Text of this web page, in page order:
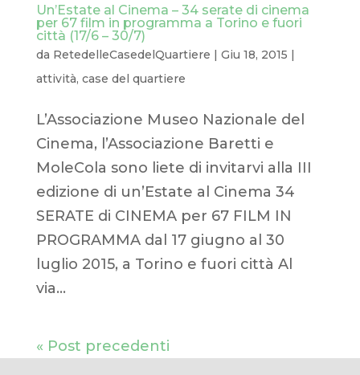
Un’Estate al Cinema – 34 serate di cinema
per 67 film in programma a Torino e fuori
città (17/6 – 30/7)
da RetedelleCasedelQuartiere Giu 18, 2015
attività, case del quartiere
L’Associazione Museo Nazionale del
Cinema, l’Associazione Baretti e
MoleCola sono liete di invitarvi alla III
edizione di un’Estate al Cinema 34
SERATE di CINEMA per 67 FILM IN
PROGRAMMA dal 17 giugno al 30
luglio 2015, a Torino e fuori città Al
via...
« Post precedenti